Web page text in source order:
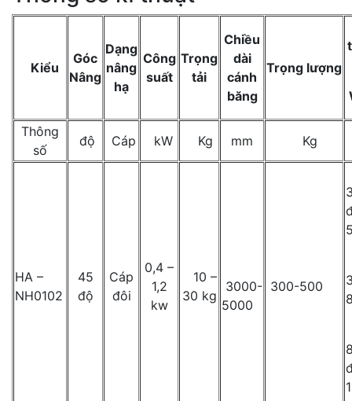
Kiểu
Góc
Nâng
Dạng
nâng
hạ
Công
suất
Trọng
tải
Chiều
dài
cánh
băng
Trọng lượng
Thông
số
độ Cáp kW Kg mm Kg
HA –
NH0102
45
độ
Cáp
đôi
0,4 –
1,2
kw
10 –
30 kg
3000-
5000
300-500